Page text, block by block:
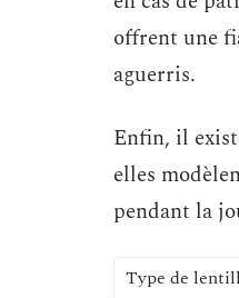
offrent une
aguerris.
Enfin, il
elles
pendant la
Type de